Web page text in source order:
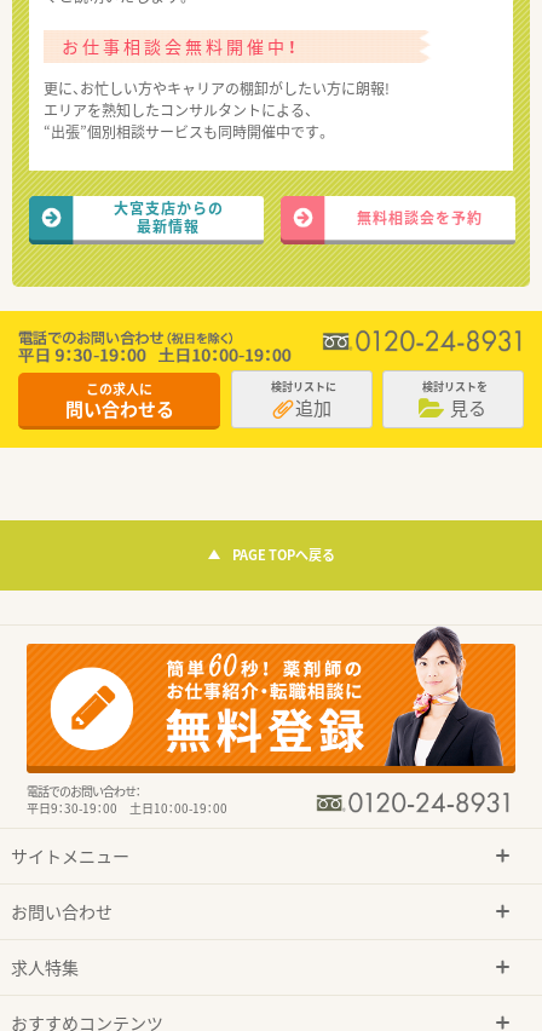
お仕事相談会無料開催中！
更に、お忙しい方やキャリアの棚卸がしたい方に朗報!
エリアを熟知したコンサルタントによる、
“出張”個別相談サービスも同時開催中です。
大宮支店からの
最新情報
無料相談会を予約
この求人に
問い合わせる
検討リストに
追加
検討リストを
見る
PAGE TOPへ戻る
電話でのお問い合わせ：
平日9：30-19：00 土日10：00-19：00
サイトメニュー
お問い合わせ
求人特集
おすすめコンテンツ